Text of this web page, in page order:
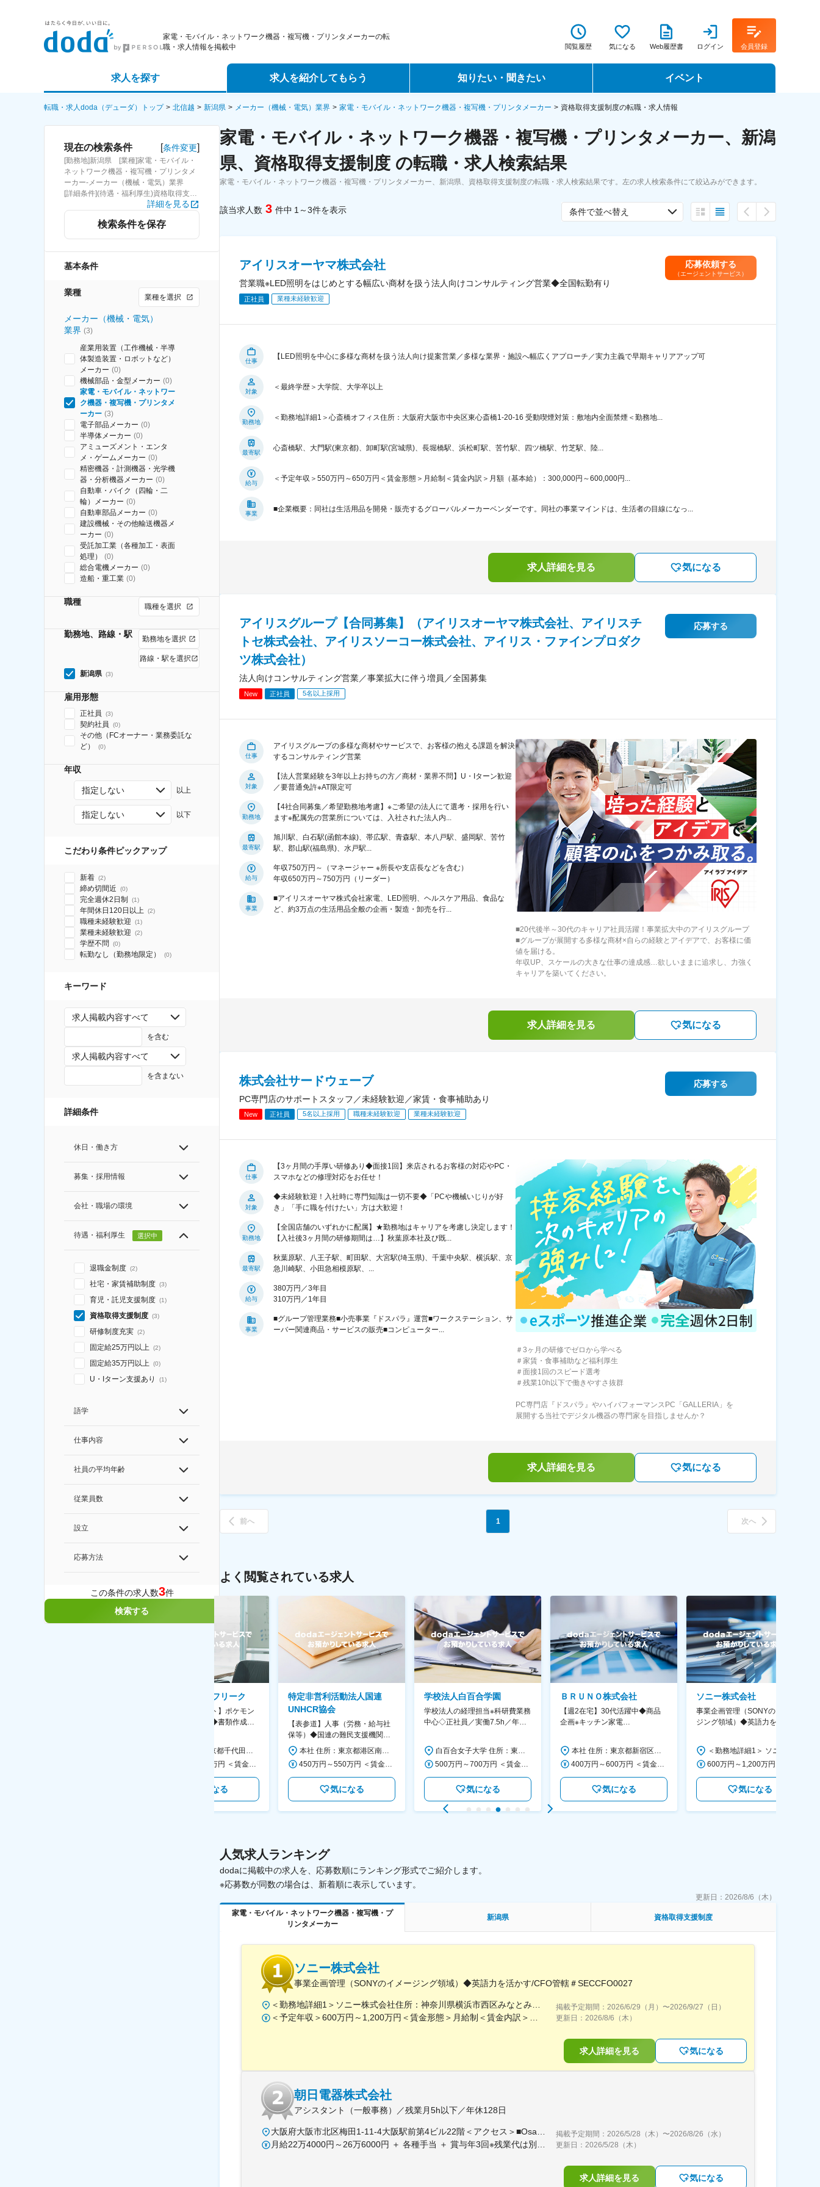
家電・モバイル・ネットワーク機器・複写機・プリンタメーカーの転
職・求人情報を掲載中
閲覧履歴 気になる Web履歴書 ログイン 会員登録
求人を探す
詳細条件から探す
求人特集から探す
求人を紹介してもらう
エージェントサービス
スカウトサービス
パートナーエージェントサービス
知りたい・聞きたい
転職ノウハウ
データで見る転職
コラム・インタビュー
イベント
転職イベント・転職セミナー
転職フェア
転職・求人doda（デューダ）トップ 北信越 新潟県 メーカー（機械・電気）業界 家電・モバイル・ネットワーク機器・複写機・プリンタメーカー 資格取得支援制度の転職・求人情報
現在の検索条件 [条件変更]
[勤務地]新潟県 [業種]家電・モバイル・
ネットワーク機器・複写機・プリンタメ
ーカー-メーカー（機械・電気）業界
[詳細条件](待遇・福利厚生)資格取得支援
詳細を見る
検索条件を保存
基本条件
業種 業種を選択
メーカー（機械・電気）
業界 (3)
産業用装置（工作機械・半導
体製造装置・ロボットなど）
メーカー (0)
機械部品・金型メーカー (0)
家電・モバイル・ネットワー
ク機器・複写機・プリンタメ
ーカー (3)
電子部品メーカー (0)
半導体メーカー (0)
アミューズメント・エンタ
メ・ゲームメーカー (0)
精密機器・計測機器・光学機
器・分析機器メーカー (0)
自動車・バイク（四輪・二
輪）メーカー (0)
自動車部品メーカー (0)
建設機械・その他輸送機器メ
ーカー (0)
受託加工業（各種加工・表面
処理）
(0)
総合電機メーカー (0)
造船・重工業 (0)
職種 職種を選択
勤務地、路線・駅 勤務地を選択
路線・駅を選択
新潟県 (3)
雇用形態
正社員 (3)
契約社員 (0)
その他（FCオーナー・業務委託な
ど）
(0)
年収
指定しない 以上
指定しない 以下
こだわり条件ピックアップ
新着 (2)
締め切間近 (0)
完全週休2日制 (1)
年間休日120日以上 (2)
職種未経験歓迎 (1)
業種未経験歓迎 (2)
学歴不問 (0)
転勤なし（勤務地限定） (0)
キーワード
求人掲載内容すべて
を含む
求人掲載内容すべて
を含まない
詳細条件
休日・働き方
募集・採用情報
会社・職場の環境
待遇・福利厚生 選択中
退職金制度 (2)
社宅・家賃補助制度 (3)
育児・託児支援制度 (1)
資格取得支援制度 (3)
研修制度充実 (2)
固定給25万円以上 (2)
固定給35万円以上 (0)
U・Iターン支援あり (1)
語学
仕事内容
社員の平均年齢
従業員数
設立
応募方法
この条件の求人数3件
検索する
家電・モバイル・ネットワーク機器・複写機・プリンタメーカー、新潟
県、資格取得支援制度 の転職・求人検索結果
家電・モバイル・ネットワーク機器・複写機・プリンタメーカー、新潟県、資格取得支援制度の転職・求人検索結果です。左の求人検索条件にて絞込みができます。
該当求人数 3 件中 1～3件を表示 条件で並べ替え
アイリスオーヤマ株式会社
営業職※LED照明をはじめとする幅広い商材を扱う法人向けコンサルティング営業◆全国転勤有り
正社員 業種未経験歓迎
応募依頼する
（エージェントサービス）
仕事
【LED照明を中心に多様な商材を扱う法人向け提案営業／多様な業界・施設へ幅広くアプローチ／実力主義で早期キャリアアップ可
対象
＜最終学歴＞大学院、大学卒以上
勤務地
＜勤務地詳細1＞心斎橋オフィス住所：大阪府大阪市中央区東心斎橋1-20-16 受動喫煙対策：敷地内全面禁煙＜勤務地...
最寄駅
心斎橋駅、大門駅(東京都)、卸町駅(宮城県)、長堀橋駅、浜松町駅、苦竹駅、四ツ橋駅、竹芝駅、陸...
給与
＜予定年収＞550万円～650万円＜賃金形態＞月給制＜賃金内訳＞月額（基本給）：300,000円～600,000円...
事業
■企業概要：同社は生活用品を開発・販売するグローバルメーカーベンダーです。同社の事業マインドは、生活者の目線になっ...
求人詳細を見る 気になる
アイリスグループ【合同募集】（アイリスオーヤマ株式会社、アイリスチ
トセ株式会社、アイリスソーコー株式会社、アイリス・ファインプロダク
ツ株式会社）
法人向けコンサルティング営業／事業拡大に伴う増員／全国募集
New 正社員 5名以上採用
応募する
仕事
アイリスグループの多様な商材やサービスで、お客様の抱える課題を解決
するコンサルティング営業
対象
【法人営業経験を3年以上お持ちの方／商材・業界不問】U・Iターン歓迎
／要普通免許※AT限定可
勤務地
【4社合同募集／希望勤務地考慮】※ご希望の法人にて選考・採用を行い
ます※配属先の営業所については、入社された法人内...
最寄駅
旭川駅、白石駅(函館本線)、帯広駅、青森駅、本八戸駅、盛岡駅、苦竹
駅、郡山駅(福島県)、水戸駅...
給与
年収750万円～（マネージャー ※所長や支店長などを含む）
年収650万円～750万円（リーダー）
事業
■アイリスオーヤマ株式会社家電、LED照明、ヘルスケア用品、食品な
ど、約3万点の生活用品全般の企画・製造・卸売を行...
■20代後半～30代のキャリア社員活躍！事業拡大中のアイリスグループ
■グループが展開する多様な商材×自らの経験とアイデアで、お客様に価
値を届ける。
年収UP、スケールの大きな仕事の達成感…欲しいままに追求し、力強く
キャリアを築いてください。
求人詳細を見る 気になる
株式会社サードウェーブ
PC専門店のサポートスタッフ／未経験歓迎／家賃・食事補助あり
New 正社員 5名以上採用 職種未経験歓迎 業種未経験歓迎
応募する
仕事
【3ヶ月間の手厚い研修あり◆面接1回】来店されるお客様の対応やPC・
スマホなどの修理対応をお任せ！
対象
◆未経験歓迎！入社時に専門知識は一切不要◆「PCや機械いじりが好
き」「手に職を付けたい」方は大歓迎！
勤務地
【全国店舗のいずれかに配属】★勤務地はキャリアを考慮し決定します！
【入社後3ヶ月間の研修期間は…】秋葉原本社及び既...
最寄駅
秋葉原駅、八王子駅、町田駅、大宮駅(埼玉県)、千葉中央駅、横浜駅、京
急川崎駅、小田急相模原駅、...
給与
380万円／3年目
310万円／1年目
事業
■グループ管理業務■小売事業『ドスパラ』運営■ワークステーション、サ
ーバー関連商品・サービスの販売■コンピューター...
＃3ヶ月の研修でゼロから学べる
＃家賃・食事補助など福利厚生
＃面接1回のスピード選考
＃残業10h以下で働きやすさ抜群
PC専門店『ドスパラ』やハイパフォーマンスPC「GALLERIA」を
展開する当社でデジタル機器の専門家を目指しませんか？
求人詳細を見る 気になる
前へ 1 次へ
よく閲覧されている求人
株式会社ゲームフリーク
【庶務アシスタント】ポケモン
シリーズ開発企業◆書類作成・
本社 住所：東京都千代田区神田錦町2-2-1 KANDASQUARE 受動喫煙対策：屋内全面禁煙 変更の範囲：会社の定める事業所
350万円～500万円 ＜賃金形態＞ 月給制 ＜賃金内訳＞ 月額（基本給）：215,000円～307,000円 固定残業手当/月：76,700円～110,000円（固定残業時間45時間0分/月） 超過した時間外労働の残業手当は追加支給 ＜月給＞ 291,700円～417,000円（一律手当を含む） ＜昇給有無＞ 有 ＜残業手当＞ 有 ＜給与補足＞ ※経験・能力を考慮の上、年齢に関わりなく当社規定により優遇します。 賃金はあくまでも目安の金額であり、選考を通じて上下する可能性があります。 月給(月額)は固定手当を含めた表記です。
気になる
特定非営利活動法人国連
UNHCR協会
【表参道】人事（労務・給与社
保等）◆国連の難民支援機関の
活動を支える日本公式支援窓口
◆正職員登用前提
本社 住所：東京都港区南青山6-10-11 ウェスレーセンター3F 勤務地最寄駅：地下鉄各線／表参道駅 受動喫煙対策：屋内全面禁煙 変更の範囲：会社の定める事業所（リモートワーク含む）
450万円～550万円 ＜賃金形態＞ 月給制 ＜賃金内訳＞ 月額（基本給）：340,000円～420,000円 ＜月給＞ 340,000円～420,000円 ＜昇給有無＞ 有 ＜残業手当＞ 有 ＜給与補足＞ ※能力・経験によって決定します。 ■賞与あり（業績評価に応じて支給） 賃金はあくまでも目安の金額であり、選考を通じて上下する可能性があります。 月給(月額)は固定手当を含めた表記です。
気になる
学校法人白百合学園
学校法人の経理担当※科研費業務
中心◇正社員／実働7.5h／年休
大学
白百合女子大学 住所：東京都調布市緑ヶ丘1-25 勤務地最寄駅：京王線／仙川駅 受動喫煙対策：屋内全面禁煙 変更の範囲：会社の定める事業所
500万円～700万円 ＜賃金形態＞ 月給制 ＜賃金内訳＞ 月額（基本給）：280,000円～430,000円 ＜月給＞ 280,000円～430,000円 ＜昇給有無＞ 有 ＜残業手当＞ 有 ＜給与補足＞ ※年齢・過去の経験に基づき、本学規定に合わせ決定 【残業手当】有 /残業時間に応じて全額支給（※想定年収に含む） 【各種手当】扶養手当/住宅手当/通勤手当 等 【賞与】年2回（6月、12月） 【昇給】年1回（4月） 賃金はあくまでも目安の金額であり、選考を通じて上下する可能性があります。 月給(月額)は固定手当を含めた表記です。
気になる
ＢＲＵＮＯ株式会社
【週2在宅】30代活躍中◆商品
企画※キッチン家電
画～調達／働き方◎
本社 住所：東京都新宿区西新宿6丁目22-1 新宿スクエアタワー B1階 勤務地最寄駅：東京メトロ丸ノ内線／西新宿駅 受動喫煙対策：屋内全面禁煙 変更の範囲：会社の定める事業所（リモートワーク含む）
400万円～600万円 ＜賃金形態＞ 月給制 経験・能力を考慮の上、優遇いたします。 ＜賃金内訳＞ 月額（基本給）：300,000円～450,000円 ＜月給＞ 300,000円～450,000円 ＜昇給有無＞ 有 ＜残業手当＞ 有 ＜給与補足＞ ・賞与実績：年2回 ・昇給：年1回 ※半年毎に評価を行い、評価が高ければ年齢に関係なく昇給・昇格していきます。創造性の高い人・新しいことにチャレンジした人が高い評価を得られます。 賃金はあくまでも目安の金額であり、選考を通じて上下する可能性があります。 月給(月額)は固定手当を含めた表記です。
気になる
ソニー株式会社
事業企画管理（SONYのイメー
ジング領域）◆英語力を活か
気になる
人気求人ランキング
dodaに掲載中の求人を、応募数順にランキング形式でご紹介します。
※応募数が同数の場合は、新着順に表示しています。
更新日： 2026/8/6（木）
家電・モバイル・ネットワーク機器・複写機・プ
リンタメーカー
新潟県 資格取得支援制度
ソニー株式会社
事業企画管理（SONYのイメージング領域）◆英語力を活かす/CFO管轄＃SECCFO0027
＜勤務地詳細1＞ソニー株式会社住所：神奈川県横浜市西区みなとみらい5-1-1 受動喫煙対策：屋内全面禁煙＜勤務地詳細2＞ソニーシティ大崎住所：東京都品川区大崎2-10-1 勤務地最寄駅：JR線／大崎駅受動喫煙対策：屋内全面禁煙変更の範囲：会社の定める事業所（リモートワーク含む）
＜予定年収＞600万円～1,200万円＜賃金形態＞月給制＜賃金内訳＞月額（基本給）：350,000円～500,000円＜月給＞350,000円～500,000円＜昇給有無＞有＜残業手当＞有＜給与補足＞※年収は経験や能力を考慮の上、当社規定により決定します。賃金はあくまでも目安の金額であり、選考を通じて上下する可能性があります。月給(月額)は固定手当を含めた表記です。
掲載予定期間： 2026/6/29（月） 〜2026/9/27（日）
更新日： 2026/8/6（木）
求人詳細を見る 気になる
朝日電器株式会社
アシスタント（一般事務）／残業月5h以下／年休128日
大阪府大阪市北区梅田1-11-4大阪駅前第4ビル22階＜アクセス＞■Osaka Metoro谷町線「東梅田駅」南改札口より徒歩約1分■Osaka Metoro御堂筋線「梅田駅」南改札口より徒歩約5分■Osaka Metoro四ツ橋線「西梅田駅」南7-Aより徒歩約5分■JR東西線「北新地駅」より徒歩約4分■ JR各線「大阪駅」より徒歩約8分■ 阪神各線「梅田駅」より徒歩約5分■ 阪急各線「梅田駅」より徒歩約10分※転勤なし※受動喫煙対策：屋内全面禁煙
月給22万4000円～26万6000円 ＋ 各種手当 ＋ 賞与年3回※残業代は別途支給します※月給は経験スキルを考慮し決定します。
掲載予定期間： 2026/5/28（木） 〜2026/8/26（水）
更新日： 2026/5/28（木）
求人詳細を見る 気になる